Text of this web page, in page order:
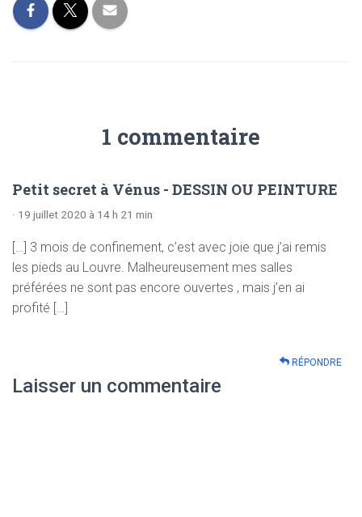
1 commentaire
Petit secret à Vénus - DESSIN OU PEINTURE
· 19 juillet 2020 à 14 h 21 min
[…] 3 mois de confinement, c’est avec joie que j’ai remis
les pieds au Louvre. Malheureusement mes salles
préférées ne sont pas encore ouvertes , mais j’en ai
profité […]
RÉPONDRE
Laisser un commentaire